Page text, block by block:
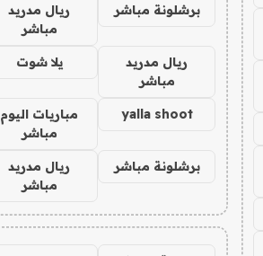
برشلونة مباشر
ريال مدريد
مباشر
ريال مدريد
مباشر
يلا شوت
yalla shoot
مباريات اليوم
مباشر
برشلونة مباشر
ريال مدريد
مباشر